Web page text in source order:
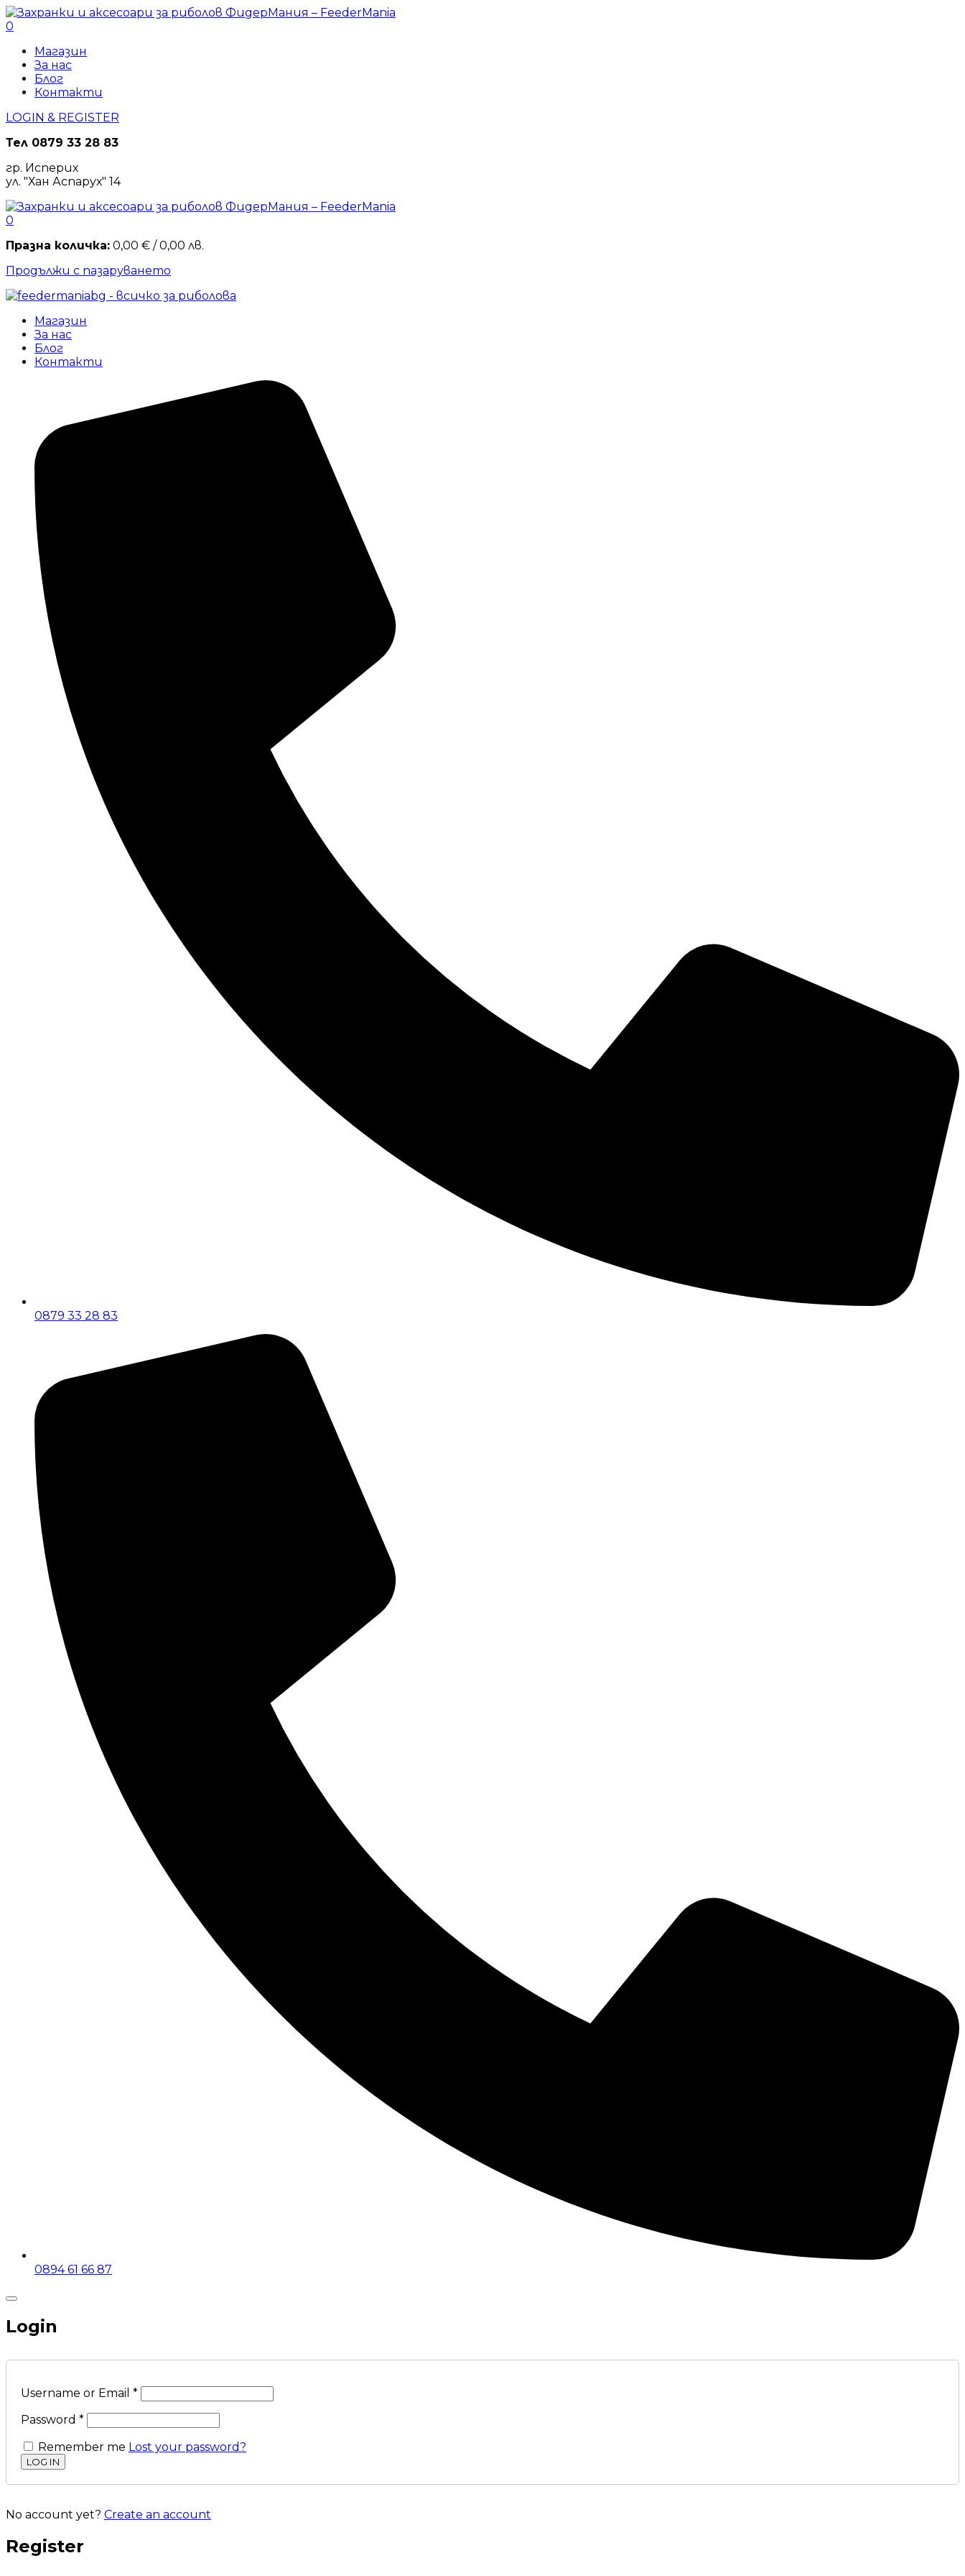
0
Магазин
За нас
Блог
Контакти
LOGIN & REGISTER
Тел 0879 33 28 83
гр. Исперих
ул. "Хан Аспарух" 14
0
Празна количка: 0,00 € / 0,00 лв.
Продължи с пазаруването
Магазин
За нас
Блог
Контакти
0879 33 28 83
0894 61 66 87
Login
Username or Email *
Password *
Remember me Lost your password?
No account yet? Create an account
Register